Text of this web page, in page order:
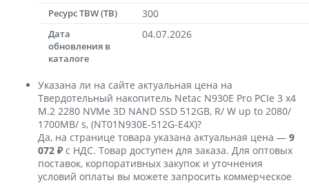
Ресурс TBW (TB) 300
Дата
обновления в
каталоге
04.07.2026
Указана ли на сайте актуальная цена на
Твердотельный накопитель Netac N930E Pro PCIe 3 x4
M.2 2280 NVMe 3D NAND SSD 512GB, R/ W up to 2080/
1700MB/ s, (NT01N930E-512G-E4X)?
Да, на странице товара указана актуальная цена — 9
072 ₽ с НДС. Товар доступен для заказа. Для оптовых
поставок, корпоративных закупок и уточнения
условий оплаты вы можете запросить коммерческое